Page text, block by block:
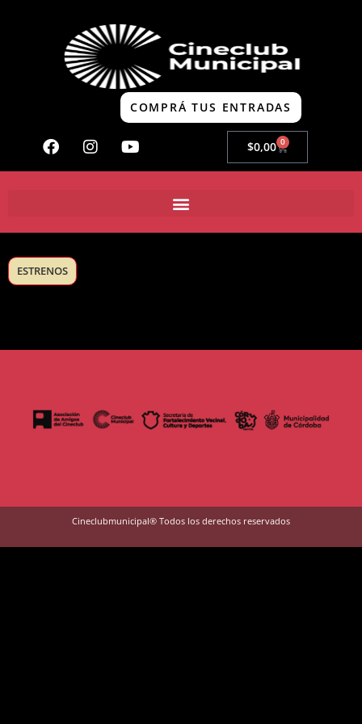
COMPRÁ TUS ENTRADAS
$0,00 0
ESTRENOS
Cineclubmunicipal® Todos los derechos reservados